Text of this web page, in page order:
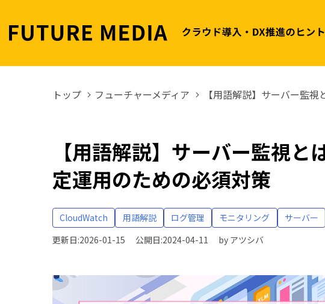
トップ フューチャーメディア 【用語解説】サーバー監
【用語解説】サーバー監視
定運用のための必須対策
CloudWatch 用語解説 ログ管理 モニタリング
サーバー
更新日:2026-01-15
公開日:2024-04-11 by アツシバ